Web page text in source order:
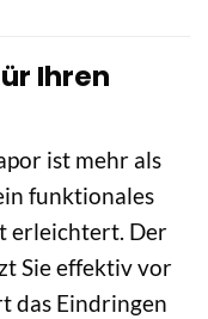
Ihren
ist mehr als
funktionales
erleichtert. Der
Sie effektiv vor
das Eindringen